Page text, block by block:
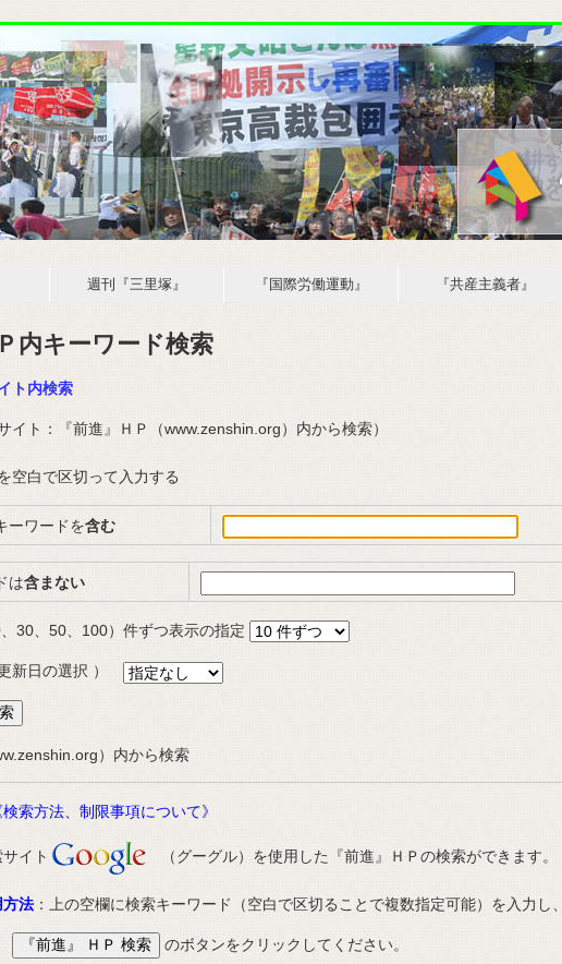
週刊『三里塚』 『国際労働運動』 『共産主義者』
内キーワード検索
ト内検索
イト： 『前進』ＨＰ（www.zenshin.org）内から検索）
空白で区切って入力する
ーワードを含む
は含まない
、30、50、100）件ずつ表示の指定
新日の選択 ）
）内から検索
索方法、制限事項について》
イト （グーグル）を使用した『前進』ＨＰの検索ができます。
方法：上の空欄に検索キーワード（空白で区切ることで複数指定可能）を入力し、
のボタンをクリックしてください。